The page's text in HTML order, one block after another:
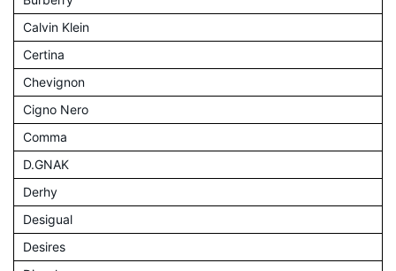
Calvin Klein
Certina
Chevignon
Cigno Nero
Comma
D.GNAK
Derhy
Desigual
Desires